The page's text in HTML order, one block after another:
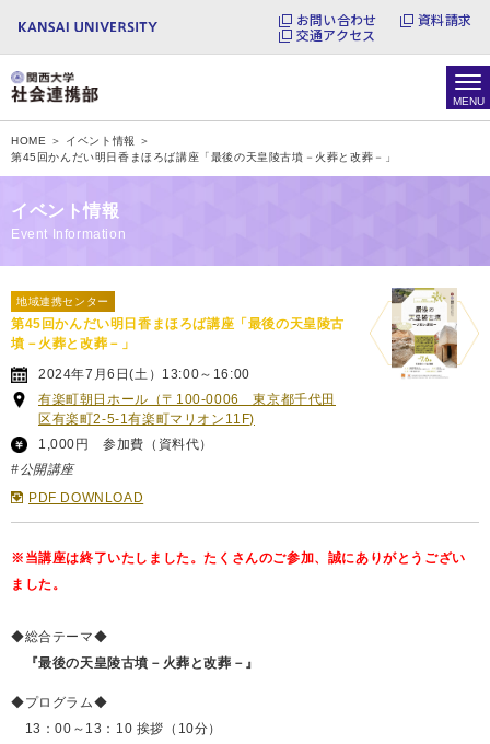
お問い合わせ
資料請求
交通アクセス
HOME ＞
イベント情報 ＞
第45回かんだい明日香まほろば講座「最後の天皇陵古墳－火葬と改葬－」
イベント情報
Event Information
地域連携センター
第45回かんだい明日香まほろば講座「最後の天皇陵古
墳－火葬と改葬－」
2024年7月6日(土）13:00～16:00
有楽町朝日ホール（〒100-0006 東京都千代田
区有楽町2-5-1有楽町マリオン11F)
1,000円 参加費（資料代）
#公開講座
PDF DOWNLOAD
※当講座は終了いたしました。たくさんのご参加、誠にありがとうござい
ました。
◆総合テーマ◆
『最後の天皇陵古墳－火葬と改葬－』
◆プログラム◆
13：00～13：10 挨拶（10分）